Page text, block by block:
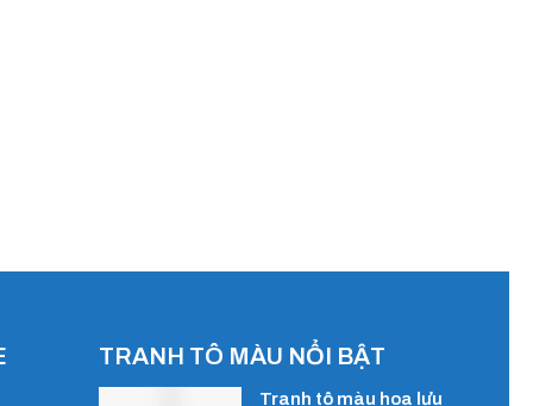
TRANH TÔ MÀU NỔI BẬT
Tranh tô màu hoa lựu